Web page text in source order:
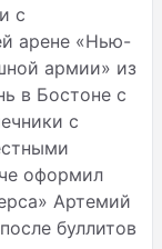
с
арене «Нью-
армии» из
в Бостоне с
с
оформил
Артемий
буллитов